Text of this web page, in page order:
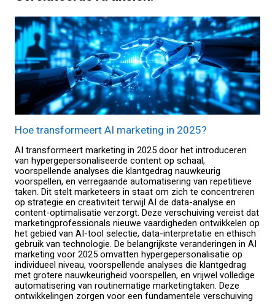
Hoe transformeert AI marketing in 2025?
AI transformeert marketing in 2025 door het introduceren
van hypergepersonaliseerde content op schaal,
voorspellende analyses die klantgedrag nauwkeurig
voorspellen, en verregaande automatisering van repetitieve
taken. Dit stelt marketeers in staat om zich te concentreren
op strategie en creativiteit terwijl AI de data-analyse en
content-optimalisatie verzorgt. Deze verschuiving vereist dat
marketingprofessionals nieuwe vaardigheden ontwikkelen op
het gebied van AI-tool selectie, data-interpretatie en ethisch
gebruik van technologie. De belangrijkste veranderingen in AI
marketing voor 2025 omvatten hypergepersonalisatie op
individueel niveau, voorspellende analyses die klantgedrag
met grotere nauwkeurigheid voorspellen, en vrijwel volledige
automatisering van routinematige marketingtaken. Deze
ontwikkelingen zorgen voor een fundamentele verschuiving